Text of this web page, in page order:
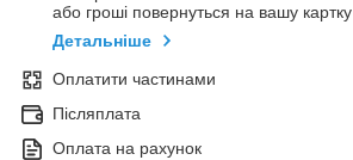
або гроші повернуться на вашу картку
Детальніше
Оплатити частинами
Післяплата
Оплата на рахунок